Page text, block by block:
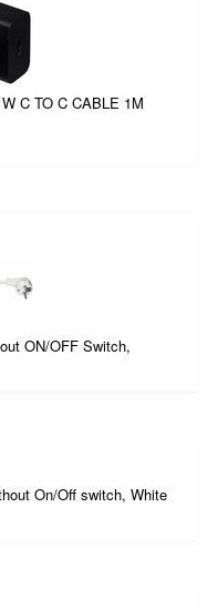
C TO C CABLE 1M
ON/OFF Switch,
On/Off switch, White